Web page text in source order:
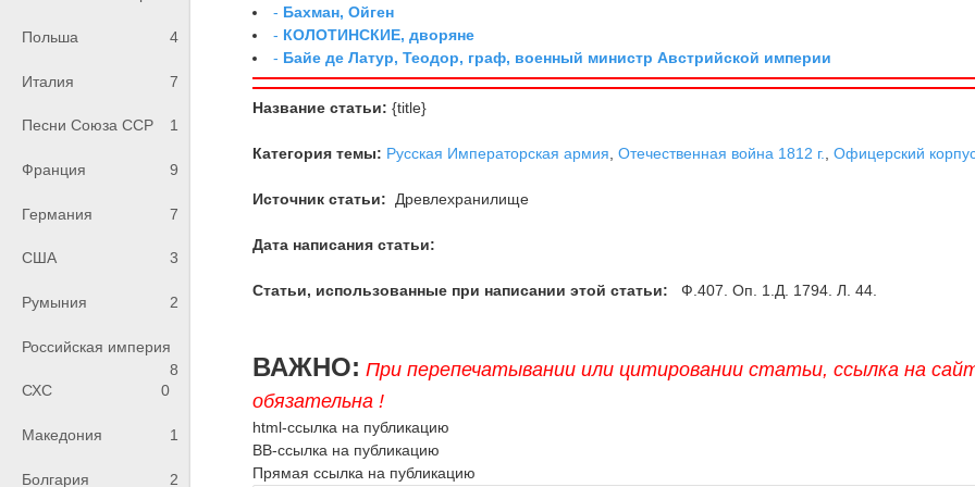
Польша 4
Италия 7
Песни Союза ССР 1
Франция 9
Германия 7
США 3
Румыния 2
Российская империя
8
СХС
0
Македония 1
Болгария 2
- Бахман, Ойген
- КОЛОТИНСКИЕ, дворяне
- Байе де Латур, Теодор, граф, военный министр Австрийской империи
Название статьи: {title}
Категория темы: Русская Императорская армия ,Отечественная война 1812 г. ,Офицерский
Источник статьи: Древлехранилище
Дата написания статьи:
Статьи, использованные при написании этой статьи: Ф.407. Оп. 1.Д. 1794. Л. 44.
ВАЖНО: При перепечатывании или цитировании статьи, ссылка на
обязательна !
html-ссылка на публикацию
BB-ссылка на публикацию
Прямая ссылка на публикацию